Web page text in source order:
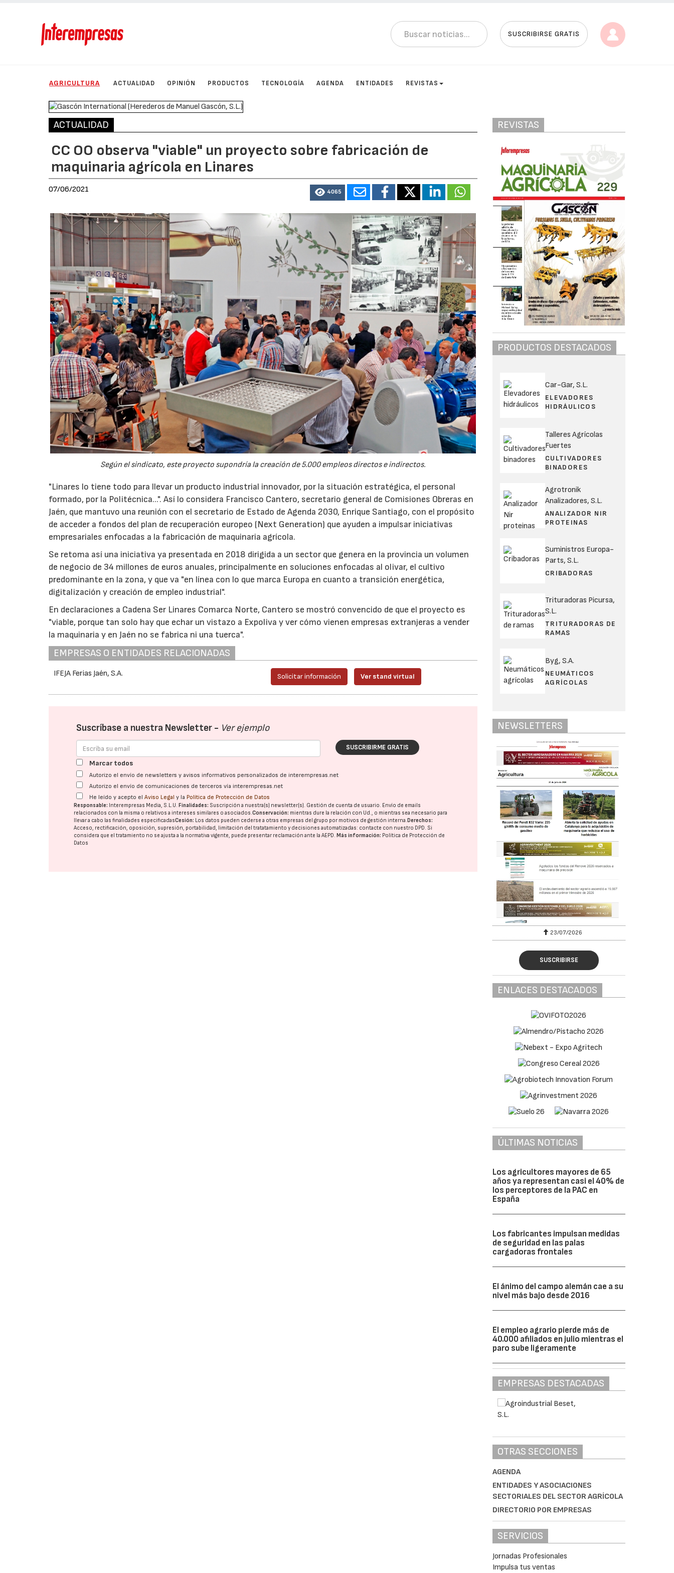
SUSCRIBIRSE GRATIS
AGRICULTURA ACTUALIDAD OPINIÓN PRODUCTOS TECNOLOGÍA AGENDA ENTIDADES REVISTAS
ACTUALIDAD
CC OO observa "viable" un proyecto sobre fabricación de
maquinaria agrícola en Linares
07/06/2021 4065
Según el sindicato, este proyecto supondría la creación de 5.000 empleos directos e indirectos.
"Linares lo tiene todo para llevar un producto industrial innovador, por la situación estratégica, el personal
formado, por la Politécnica...". Así lo considera Francisco Cantero, secretario general de Comisiones Obreras en
Jaén, que mantuvo una reunión con el secretario de Estado de Agenda 2030, Enrique Santiago, con el propósito
de acceder a fondos del plan de recuperación europeo (Next Generation) que ayuden a impulsar iniciativas
empresariales enfocadas a la fabricación de maquinaria agrícola.
Se retoma así una iniciativa ya presentada en 2018 dirigida a un sector que genera en la provincia un volumen
de negocio de 34 millones de euros anuales, principalmente en soluciones enfocadas al olivar, el cultivo
predominante en la zona, y que va "en línea con lo que marca Europa en cuanto a transición energética,
digitalización y creación de empleo industrial".
En declaraciones a Cadena Ser Linares Comarca Norte, Cantero se mostró convencido de que el proyecto es
"viable, porque tan solo hay que echar un vistazo a Expoliva y ver cómo vienen empresas extranjeras a vender
la maquinaria y en Jaén no se fabrica ni una tuerca".
EMPRESAS O ENTIDADES RELACIONADAS
IFEJA Ferias Jaén, S.A. Solicitar información Ver stand virtual
Suscríbase a nuestra Newsletter - Ver ejemplo
SUSCRIBIRME GRATIS
Marcar todos
Autorizo el envío de newsletters y avisos informativos personalizados de interempresas.net
Autorizo el envío de comunicaciones de terceros vía interempresas.net
He leído y acepto elAviso Legal y la Política de Protección de Datos
Responsable: Interempresas Media, S.L.U. Finalidades: Suscripción a nuestra(s) newsletter(s). Gestión de cuenta de usuario. Envío de emails
relacionados con la misma o relativos a intereses similares o asociados.Conservación: mientras dure la relación con Ud., o mientras sea necesario para
llevar a cabo las finalidades especificadasCesión: Los datos pueden cederse a otras empresas del grupo por motivos de gestión interna. Derechos:
Acceso, rectificación, oposición, supresión, portabilidad, limitación del tratatamiento y decisiones automatizadas: contacte con nuestro DPD. Si
considera que el tratamiento no se ajusta a la normativa vigente, puede presentar reclamación ante laAEPD. Más información: Política de Protección de
Datos
REVISTAS
PRODUCTOS DESTACADOS
Car-Gar, S.L.
ELEVADORES
HIDRÁULICOS
Talleres Agrícolas
Fuertes
CULTIVADORES
BINADORES
Agrotronik
Analizadores, S.L.
ANALIZADOR NIR
PROTEINAS
Suministros Europa-
Parts, S.L.
CRIBADORAS
Trituradoras Picursa,
S.L.
TRITURADORAS DE
RAMAS
Byg, S.A.
NEUMÁTICOS
AGRÍCOLAS
NEWSLETTERS
23/07/2026
SUSCRIBIRSE
ENLACES DESTACADOS
ÚLTIMAS NOTICIAS
Los agricultores mayores de 65
años ya representan casi el 40% de
los perceptores de la PAC en
España
Los fabricantes impulsan medidas
de seguridad en las palas
cargadoras frontales
El ánimo del campo alemán cae a su
nivel más bajo desde 2016
El empleo agrario pierde más de
40.000 afiliados en julio mientras el
paro sube ligeramente
EMPRESAS DESTACADAS
OTRAS SECCIONES
AGENDA
ENTIDADES Y ASOCIACIONES
SECTORIALES DEL SECTOR AGRÍCOLA
DIRECTORIO POR EMPRESAS
SERVICIOS
Jornadas Profesionales
Impulsa tus ventas